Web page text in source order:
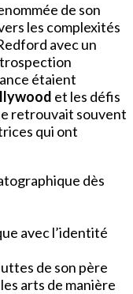
de son
les complexités
avec un
étaient
et les défis
retrouvait souvent
qui ont
dès
avec l’identité
de son père
arts de manière